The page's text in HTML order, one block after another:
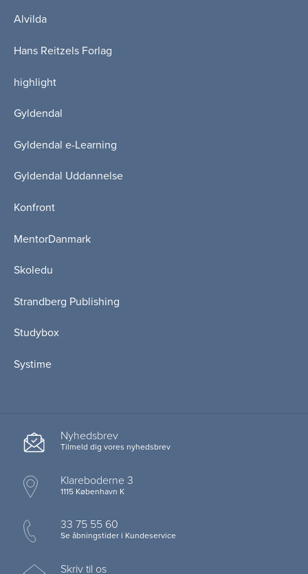
Alvilda
Hans Reitzels Forlag
highlight
Gyldendal
Gyldendal e-Learning
Gyldendal Uddannelse
Konfront
MentorDanmark
Skoledu
Strandberg Publishing
Studybox
Systime
Nyhedsbrev
Tilmeld dig vores nyhedsbrev
Klareboderne 3
1115 København K
33 75 55 60
Se åbningstider i Kundeservice
Skriv til os